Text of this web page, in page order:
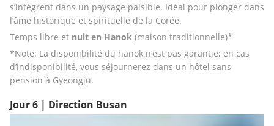
s’intègrent dans un paysage paisible. Idéal pour plonger dans
l’âme historique et spirituelle de la Corée.
Temps libre et nuit en Hanok (maison traditionnelle)*
*Note: La disponibilité du hanok n’est pas garantie; en cas
d’indisponibilité, vous séjournerez dans un hôtel sans
pension à Gyeongju.
Jour 6 | Direction Busan